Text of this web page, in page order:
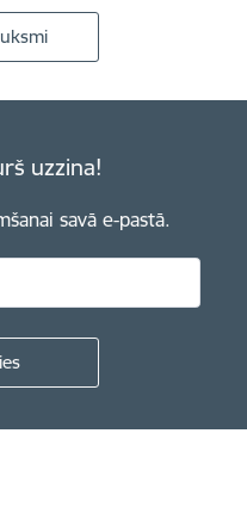
uzzina!
savā e-pastā.